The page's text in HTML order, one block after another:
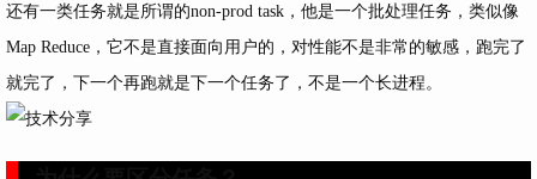
还有一类任务就是所谓的non-prod task，他是一个批处理任务，类似像
Map Reduce，它不是直接面向用户的，对性能不是非常的敏感，跑完了
就完了，下一个再跑就是下一个任务了，不是一个长进程。